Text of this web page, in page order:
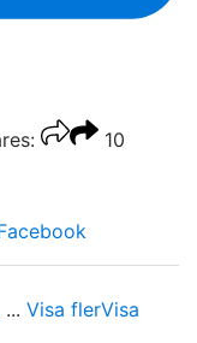
10
... Visa flerVisa